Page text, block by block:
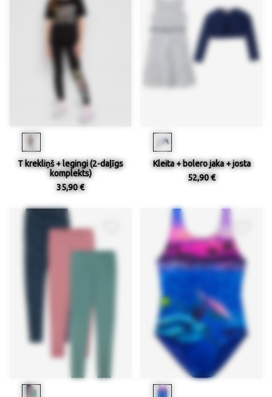
T krekliņš + legingi (2-daļīgs
komplekts)
35,90 €
Kleita + bolero jaka + josta
52,90 €